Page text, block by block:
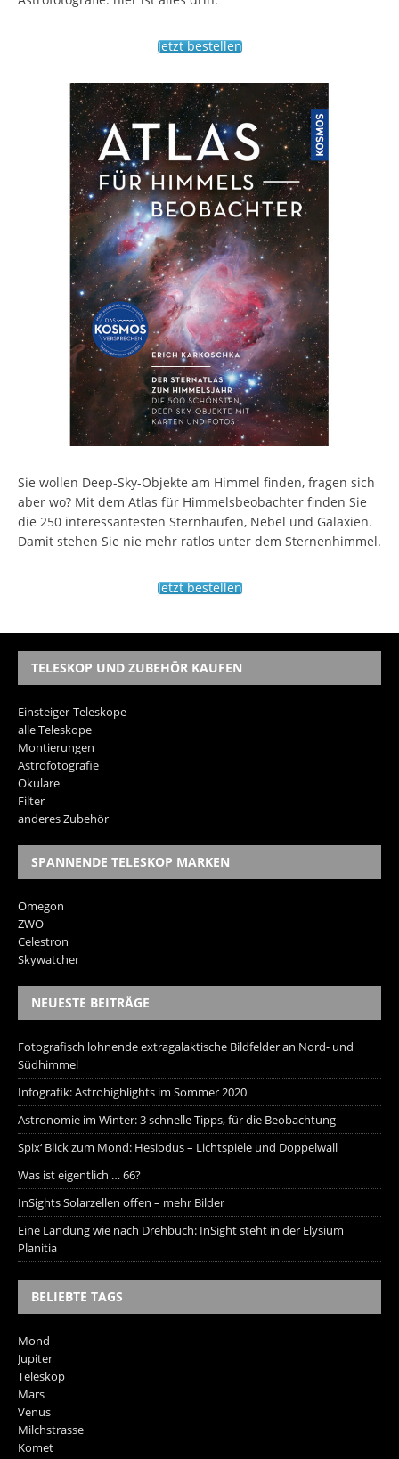
Jetzt bestellen
Sie wollen Deep-Sky-Objekte am Himmel finden, fragen sich
aber wo? Mit dem Atlas für Himmelsbeobachter finden Sie
die 250 interessantesten Sternhaufen, Nebel und Galaxien.
Damit stehen Sie nie mehr ratlos unter dem Sternenhimmel.
Jetzt bestellen
TELESKOP UND ZUBEHÖR KAUFEN
Einsteiger-Teleskope
alle Teleskope
Montierungen
Astrofotografie
Okulare
Filter
anderes Zubehör
SPANNENDE TELESKOP MARKEN
Omegon
ZWO
Celestron
Skywatcher
NEUESTE BEITRÄGE
Fotografisch lohnende extragalaktische Bildfelder an Nord- und
Südhimmel
Infografik: Astrohighlights im Sommer 2020
Astronomie im Winter: 3 schnelle Tipps, für die Beobachtung
Spix‘ Blick zum Mond: Hesiodus – Lichtspiele und Doppelwall
Was ist eigentlich … 66?
InSights Solarzellen offen – mehr Bilder
Eine Landung wie nach Drehbuch: InSight steht in der Elysium
Planitia
BELIEBTE TAGS
Mond
Jupiter
Teleskop
Mars
Venus
Milchstrasse
Komet